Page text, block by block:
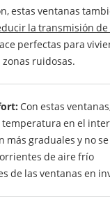
estas ventanas
la transmisión de
perfectas para
ruidosas.
Con estas
temperatura en el
más graduales y no se
de aire frío
de las ventanas en